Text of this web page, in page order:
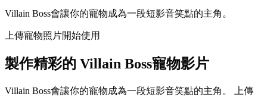
Villain Boss會讓你的寵物成為一段短影音笑點的主角。
上傳寵物照片開始使用
製作精彩的 Villain Boss寵物影片
Villain Boss會讓你的寵物成為一段短影音笑點的主角。 上傳